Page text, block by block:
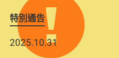
特別通告
2025.10.31